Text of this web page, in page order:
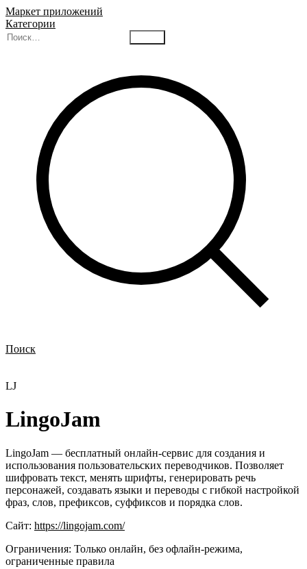
Маркет приложений
Категории
Поиск
LJ
LingoJam
LingoJam — бесплатный онлайн-сервис для создания и
использования пользовательских переводчиков. Позволяет
шифровать текст, менять шрифты, генерировать речь
персонажей, создавать языки и переводы с гибкой настройкой
фраз, слов, префиксов, суффиксов и порядка слов.
Сайт: https://lingojam.com/
Ограничения: Только онлайн, без офлайн‑режима,
ограниченные правила